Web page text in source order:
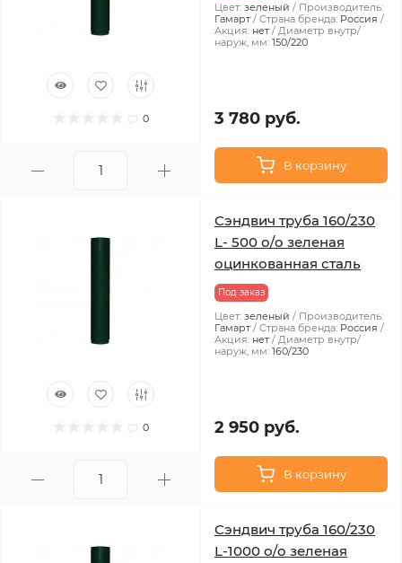
0
Цвет: зеленый
Производитель:
Гамарт
Страна бренда: Россия
Акция: нет
Диаметр внутр/
наруж, мм: 150/220
3 780 руб.
В корзину
0
Сэндвич труба 160/230
L- 500 о/о зеленая
оцинкованная сталь
Под заказ
Цвет: зеленый
Производитель:
Гамарт
Страна бренда: Россия
Акция: нет
Диаметр внутр/
наруж, мм: 160/230
2 950 руб.
В корзину
Сэндвич труба 160/230
L-1000 о/о зеленая